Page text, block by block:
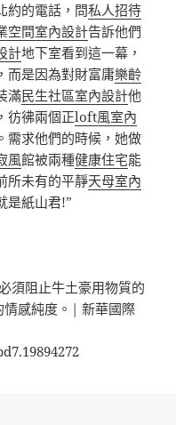
約的電話，問私人招待
空間室內設計告訴他們
計地下室看到這一幕，
而是因為對財富庸樂齡
滿民生社區室內設計他
彷彿兩個正loft風室內
需求他們的時候，她做
風館被兩種健康住宅能
所未有的平靜天母室內
是紙山君!”
須阻止牛土豪用物質的
情感純度。| 新華國際